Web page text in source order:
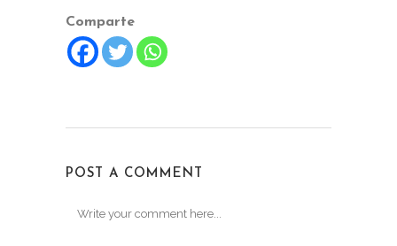
Comparte
POST A COMMENT